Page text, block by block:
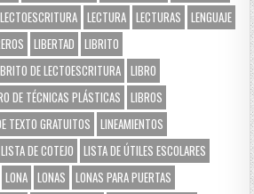
LECTOESCRITURA LECTURA LECTURAS
LENGUAJE
LIBERTAD
LIBRITO
DE LECTOESCRITURA LIBRO
DE TÉCNICAS PLÁSTICAS
LIBROS
TEXTO GRATUITOS
LINEAMIENTOS
LISTA DE COTEJO
LISTA DE ÚTILES ESCOLARES
LONA LONAS
LONAS PARA PUERTAS